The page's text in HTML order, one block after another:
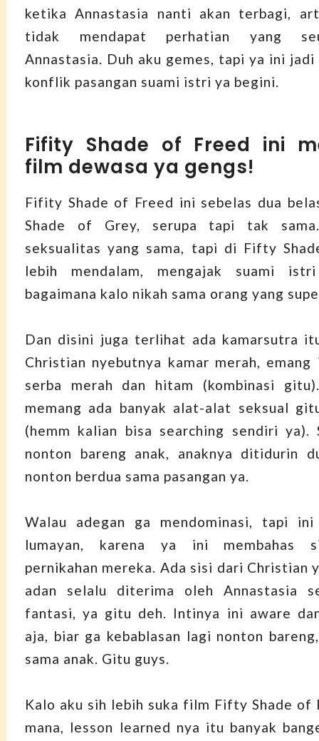
ketika Annastasia nanti akan terbagi,
tidak mendapat perhatian yang
Annastasia. Duh aku gemes, tapi ya ini
konflik pasangan suami istri ya begini.
Fifity Shade of Freed ini
film dewasa ya gengs!
Fifity Shade of Freed ini sebelas dua
Shade of Grey, serupa tapi tak
seksualitas yang sama, tapi di Fifty
lebih mendalam, mengajak suami
bagaimana kalo nikah sama orang yang
Dan disini juga terlihat ada kamarsutra
Christian nyebutnya kamar merah,
serba merah dan hitam (kombinasi
memang ada banyak alat-alat seksual
(hemm kalian bisa searching sendiri ya).
nonton bareng anak, anaknya ditidurin
nonton berdua sama pasangan ya.
Walau adegan ga mendominasi, tapi
lumayan, karena ya ini membahas
pernikahan mereka. Ada sisi dari Christian
adan selalu diterima oleh Annastasia
fantasi, ya gitu deh. Intinya ini aware
aja, biar ga kebablasan lagi nonton
sama anak. Gitu guys.
Kalo aku sih lebih suka film Fifty Shade of
mana, lesson learned nya itu banyak